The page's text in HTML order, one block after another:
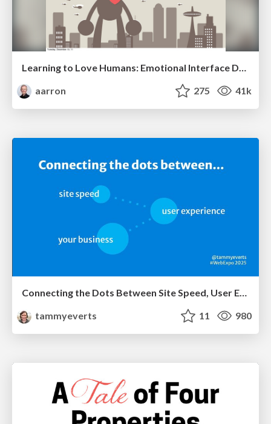
Learning to Love Humans: Emotional Interface Design
aarron
275 41k
Connecting the Dots Between Site Speed, User Experience & Your Business [WebExpo 2025]
tammyeverts
11 980